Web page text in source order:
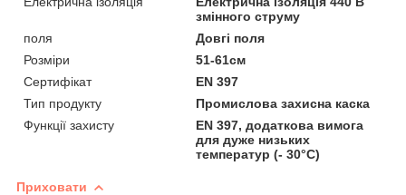
змінного струму
поля
Довгі поля
Розміри
51-61см
Сертифікат
EN 397
Тип продукту
Промислова захисна каска
Функції захисту
EN 397, додаткова вимога
для дуже низьких
температур (- 30°C)
Приховати